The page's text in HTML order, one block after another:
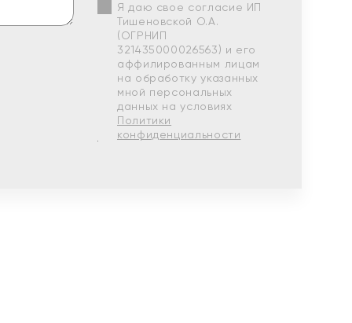
Я даю свое согласие ИП
Тишеновской О.А.
(ОГРНИП
321435000026563) и его
аффилированным лицам
на обработку указанных
мной персональных
данных на условиях
Политики
конфиденциальности